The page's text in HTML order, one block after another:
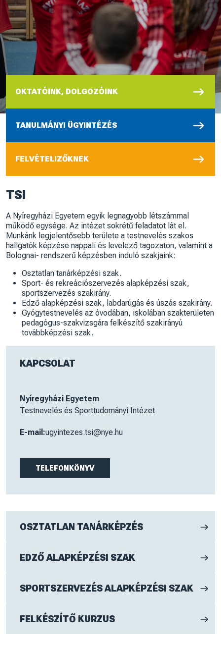
OKTATÓINK, DOLGOZÓINK
TANULMÁNYI ÜGYINTÉZÉS
FELVÉTELIZŐKNEK
TSI
A Nyíregyházi Egyetem egyik legnagyobb létszámmal
működő egysége. Az intézet sokrétű feladatot lát el.
Munkánk legjelentősebb területe a testnevelés szakos
hallgatók képzése nappali és levelező tagozaton, valamint a
Bolognai- rendszerű képzésben induló szakjaink:
Osztatlan tanárképzési szak.
Sport- és rekreációszervezés alapképzési szak,
sportszervezés szakirány.
Edző alapképzési szak, labdarúgás és úszás szakirány.
Gyógytestnevelés az óvodában, iskolában szakterületen
pedagógus-szakvizsgára felkészítő szakirányú
továbbképzési szak.
KAPCSOLAT
Nyíregyházi Egyetem
Testnevelés és Sporttudományi Intézet
E-mail:ugyintezes.tsi@nye.hu
TELEFONKÖNYV
OSZTATLAN TANÁRKÉPZÉS
EDZŐ ALAPKÉPZÉSI SZAK
SPORTSZERVEZÉS ALAPKÉPZÉSI SZAK
FELKÉSZÍTŐ KURZUS